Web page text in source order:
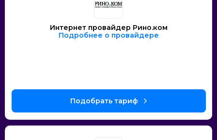
Интернет провайдер Рино.ком
Подробнее о провайдере